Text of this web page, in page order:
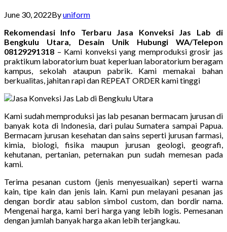
June 30, 2022Byuniform
Rekomendasi Info Terbaru Jasa Konveksi Jas Lab di
Bengkulu Utara, Desain Unik Hubungi WA/Telepon
08129291318 – Kami konveksi yang memproduksi grosir jas
praktikum laboratorium buat keperluan laboratorium beragam
kampus, sekolah ataupun pabrik. Kami memakai bahan
berkualitas, jahitan rapi dan REPEAT ORDER kami tinggi
Kami sudah memproduksi jas lab pesanan bermacam jurusan di
banyak kota di Indonesia, dari pulau Sumatera sampai Papua.
Bermacam jurusan kesehatan dan sains seperti jurusan farmasi,
kimia, biologi, fisika maupun jurusan geologi, geografi,
kehutanan, pertanian, peternakan pun sudah memesan pada
kami.
Terima pesanan custom (jenis menyesuaikan) seperti warna
kain, tipe kain dan jenis lain. Kami pun melayani pesanan jas
dengan bordir atau sablon simbol custom, dan bordir nama.
Mengenai harga, kami beri harga yang lebih logis. Pemesanan
dengan jumlah banyak harga akan lebih terjangkau.